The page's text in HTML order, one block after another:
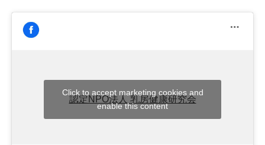
認定NPO法人 乳房健康研究会
Click to accept marketing cookies and
enable this content